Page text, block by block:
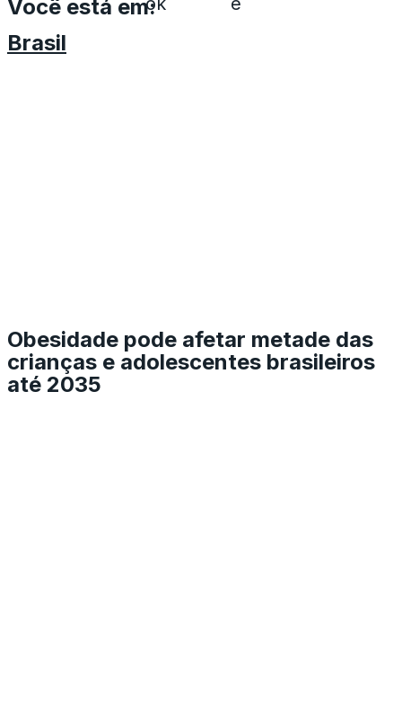
Você está em:
Brasil
Obesidade pode afetar metade das
crianças e adolescentes brasileiros
até 2035